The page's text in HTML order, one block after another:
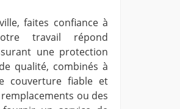
faites confiance à
travail répond
une protection
qualité, combinés à
couverture fiable et
ou des